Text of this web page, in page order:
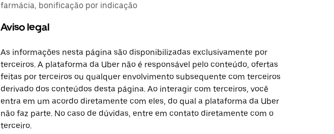
farmácia, bonificação por indicação
Aviso legal
As informações nesta página são disponibilizadas exclusivamente por
terceiros. A plataforma da Uber não é responsável pelo conteúdo, ofertas
feitas por terceiros ou qualquer envolvimento subsequente com terceiros
derivado dos conteúdos desta página. Ao interagir com terceiros, você
entra em um acordo diretamente com eles, do qual a plataforma da Uber
não faz parte. No caso de dúvidas, entre em contato diretamente com o
terceiro.